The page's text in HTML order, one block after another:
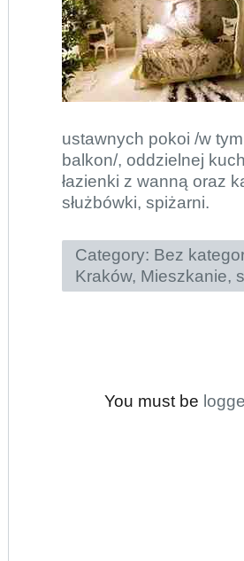
ustawnych pokoi /w
balkon/, oddzielnej
łazienki z wanną oraz
służbówki, spiżarni.
Category: Bez
Kraków, Mieszkanie,
You must be